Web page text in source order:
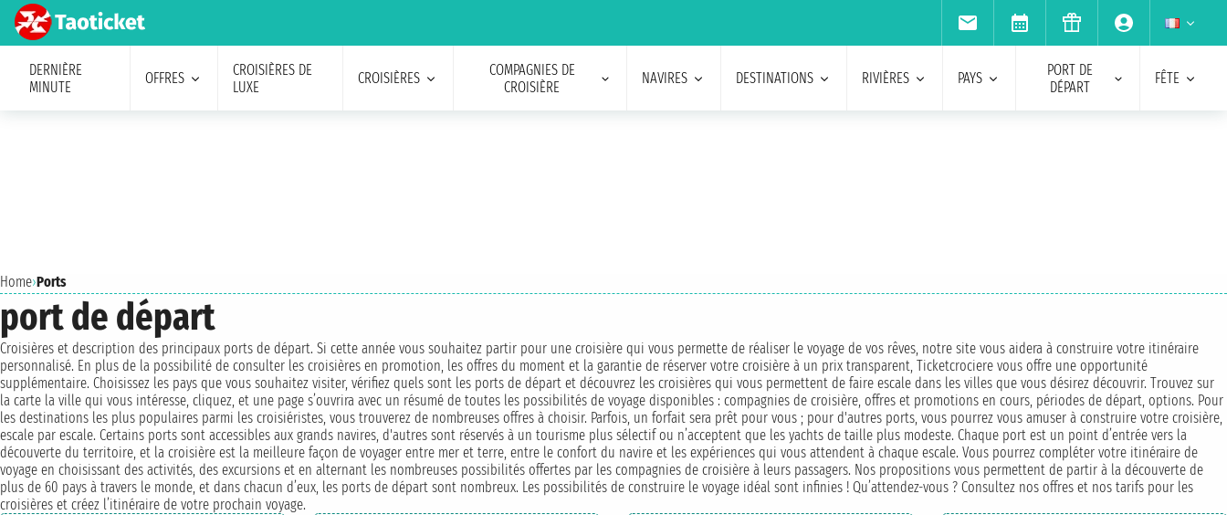
DERNIÈRE
MINUTE
OFFRES
CROISIÈRES DE
LUXE
CROISIÈRES
COMPAGNIES DE
CROISIÈRE
NAVIRES DESTINATIONS RIVIÈRES PAYS
PORT DE
DÉPART
FÊTE
Home›Ports
port de départ
Croisières et description des principaux ports de départ. Si cette année vous souhaitez partir pour une croisière qui vous permette de réaliser le voyage de vos rêves, notre site vous aidera à construire votre itinéraire
personnalisé. En plus de la possibilité de consulter les croisières en promotion, les offres du moment et la garantie de réserver votre croisière à un prix transparent, Ticketcrociere vous offre une opportunité
supplémentaire. Choisissez les pays que vous souhaitez visiter, vérifiez quels sont les ports de départ et découvrez les croisières qui vous permettent de faire escale dans les villes que vous désirez découvrir. Trouvez sur
la carte la ville qui vous intéresse, cliquez, et une page s’ouvrira avec un résumé de toutes les possibilités de voyage disponibles : compagnies de croisière, offres et promotions en cours, périodes de départ, options. Pour
les destinations les plus populaires parmi les croisiéristes, vous trouverez de nombreuses offres à choisir. Parfois, un forfait sera prêt pour vous ; pour d'autres ports, vous pourrez vous amuser à construire votre croisière,
escale par escale. Certains ports sont accessibles aux grands navires, d'autres sont réservés à un tourisme plus sélectif ou n’acceptent que les yachts de taille plus modeste. Chaque port est un point d’entrée vers la
découverte du territoire, et la croisière est la meilleure façon de voyager entre mer et terre, entre le confort du navire et les expériences qui vous attendent à chaque escale. Vous pourrez compléter votre itinéraire de
voyage en choisissant des activités, des excursions et en alternant les nombreuses possibilités offertes par les compagnies de croisière à leurs passagers. Nos propositions vous permettent de partir à la découverte de
plus de 60 pays à travers le monde, et dans chacun d’eux, les ports de départ sont nombreux. Les possibilités de construire le voyage idéal sont infinies ! Qu’attendez-vous ? Consultez nos offres et nos tarifs pour les
croisières et créez l’itinéraire de votre prochain voyage.